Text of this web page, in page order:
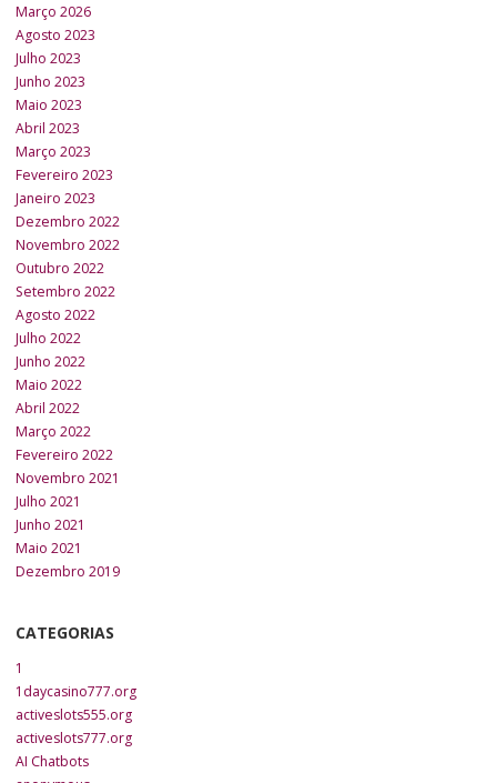
Março 2026
Agosto 2023
Julho 2023
Junho 2023
Maio 2023
Abril 2023
Março 2023
Fevereiro 2023
Janeiro 2023
Dezembro 2022
Novembro 2022
Outubro 2022
Setembro 2022
Agosto 2022
Julho 2022
Junho 2022
Maio 2022
Abril 2022
Março 2022
Fevereiro 2022
Novembro 2021
Julho 2021
Junho 2021
Maio 2021
Dezembro 2019
CATEGORIAS
1
1daycasino777.org
activeslots555.org
activeslots777.org
AI Chatbots